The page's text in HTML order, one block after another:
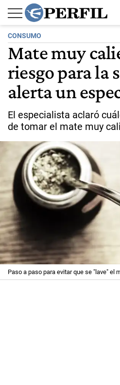
CONSUMO
Mate muy
riesgo para la
alerta un
El especialista aclaró
de tomar el mate muy
Paso a paso para evitar que se "lave" el